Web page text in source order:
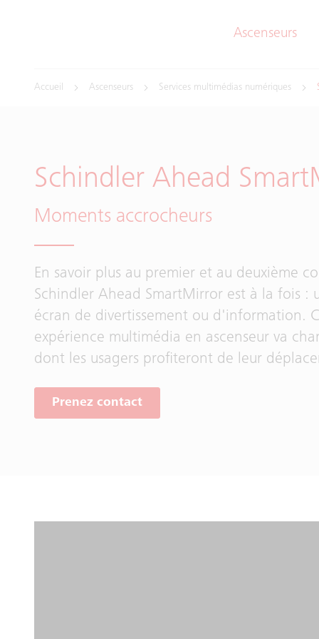
Ascenseurs
Accueil Ascenseurs Services multimédias numériques
Schindler Ahead
Moments accrocheurs
En savoir plus au premier et au deuxième
Schindler Ahead SmartMirror est à la fois :
écran de divertissement ou d'information.
expérience multimédia en ascenseur va
dont les usagers profiteront de leur
Prenez contact